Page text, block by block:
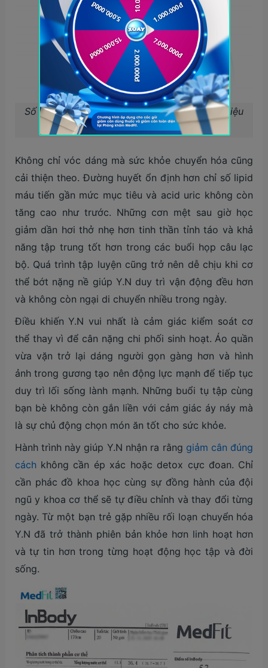
Số đo vòng eo khách hàng Y.N trước và sau liệu
trình
Không chỉ vóc dáng mà sức khỏe chuyển hóa cũng
cải thiện theo. Đường huyết ổn định hơn chỉ số lipid
máu tiến gần mức mục tiêu và acid uric không còn
tăng cao như trước. Những cơn mệt sau giờ học
giảm dần hơi thở nhẹ hơn tinh thần tỉnh táo và khả
năng tập trung tốt hơn trong các buổi họp câu lạc
bộ. Quá trình tập luyện cũng trở nên dễ chịu khi cơ
thể bớt nặng nề giúp Y.N duy trì vận động đều hơn
và không còn ngại di chuyển nhiều trong ngày.
Điều khiến Y.N vui nhất là cảm giác kiểm soát cơ
thể thay vì để cân nặng chi phối sinh hoạt. Áo quần
vừa vặn trở lại dáng người gọn gàng hơn và hình
ảnh trong gương tạo nên động lực mạnh để tiếp tục
duy trì lối sống lành mạnh. Những buổi tụ tập cùng
bạn bè không còn gắn liền với cảm giác áy náy mà
là sự chủ động chọn món ăn tốt cho sức khỏe.
Hành trình này giúp Y.N nhận ra rằng giảm cân đúng
cáchkhông cần ép xác hoặc detox cực đoan. Chỉ
cần phác đồ khoa học cùng sự đồng hành của đội
ngũ y khoa cơ thể sẽ tự điều chỉnh và thay đổi từng
ngày. Từ một bạn trẻ gặp nhiều rối loạn chuyển hóa
Y.N đã trở thành phiên bản khỏe hơn linh hoạt hơn
và tự tin hơn trong từng hoạt động học tập và đời
sống.